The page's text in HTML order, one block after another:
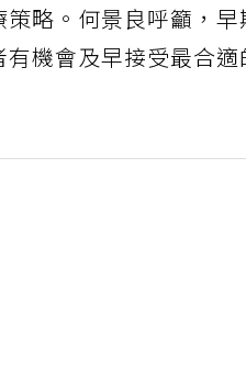
略。何景良呼籲，
機會及早接受最合